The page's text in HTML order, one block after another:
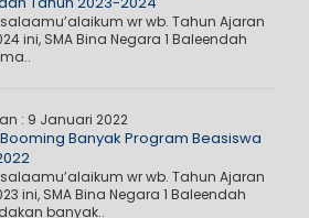
wr wb. Tahun Ajaran
ini, SMA Bina Negara 1 Baleendah
: 9 Januari 2022
Booming Banyak Program Beasiswa
wr wb. Tahun Ajaran
ini, SMA Bina Negara 1 Baleendah
banyak..